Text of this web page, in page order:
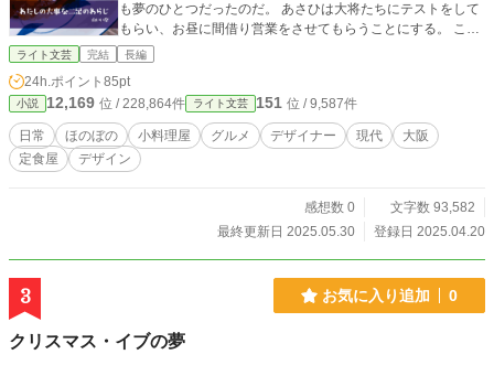
も夢のひとつだったのだ。 あさひは大将たちにテストをして
もらい、お昼に間借り営業をさせてもらうことにする。 こう
して、あさひの二足のわらじ生活が始まった。
ライト文芸 完結 長編
24h.ポイント 85pt
小説 12,169 位 / 228,864件 ライト文芸 151 位 / 9,587件
日常 ほのぼの 小料理屋 グルメ デザイナー 現代
大阪
定食屋
デザイン
感想数 0
文字数 93,582
最終更新日 2025.05.30
登録日 2025.04.20
3 お気に入り追加 0
クリスマス・イブの夢